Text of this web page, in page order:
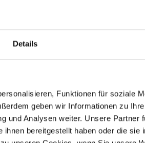
Details
Funktionen für soziale
geben wir Informationen zu
und Analysen weiter. Unsere Partner
bereitgestellt haben oder die sie
accessoires